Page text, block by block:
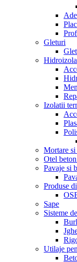
Gleturi
Izolatii
Mortare
Otel
Pavaje si
Produse
Sape
Sisteme
Utilaje